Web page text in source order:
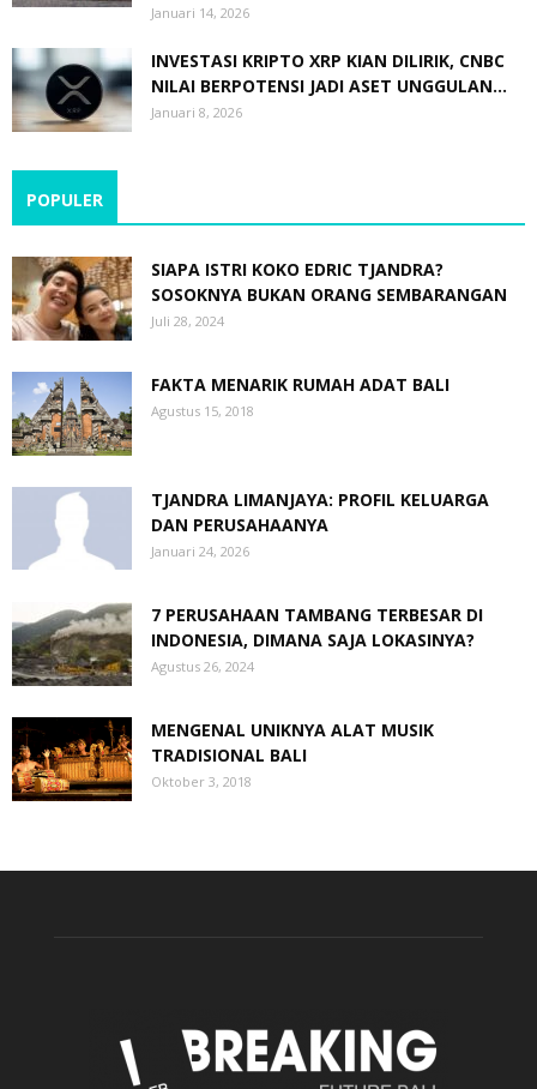
Januari 14, 2026
INVESTASI KRIPTO XRP KIAN DILIRIK, CNBC
NILAI BERPOTENSI JADI ASET UNGGULAN...
Januari 8, 2026
POPULER
SIAPA ISTRI KOKO EDRIC TJANDRA?
SOSOKNYA BUKAN ORANG SEMBARANGAN
Juli 28, 2024
FAKTA MENARIK RUMAH ADAT BALI
Agustus 15, 2018
TJANDRA LIMANJAYA: PROFIL KELUARGA
DAN PERUSAHAANYA
Januari 24, 2026
7 PERUSAHAAN TAMBANG TERBESAR DI
INDONESIA, DIMANA SAJA LOKASINYA?
Agustus 26, 2024
MENGENAL UNIKNYA ALAT MUSIK
TRADISIONAL BALI
Oktober 3, 2018